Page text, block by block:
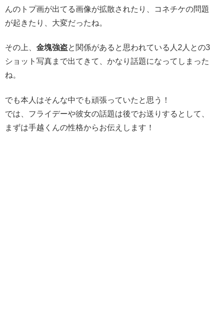
んのトプ画が出てる画像が拡散されたり、コネチケの問題
が起きたり、大変だったね。
その上、 金塊強盗と関係があると思われている人2人との3
ショット写真まで出てきて、かなり話題になってしまった
ね。
でも本人はそんな中でも頑張っていたと思う！
では、フライデーや彼女の話題は後でお送りするとして、
まずは手越くんの性格からお伝えします！